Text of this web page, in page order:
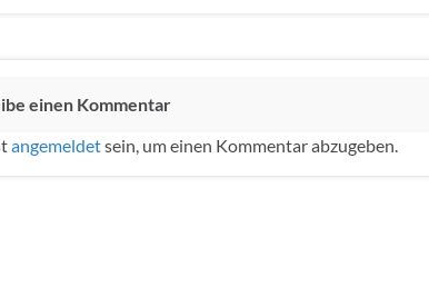
einen Kommentar
angemeldetsein, um einen Kommentar abzugeben.